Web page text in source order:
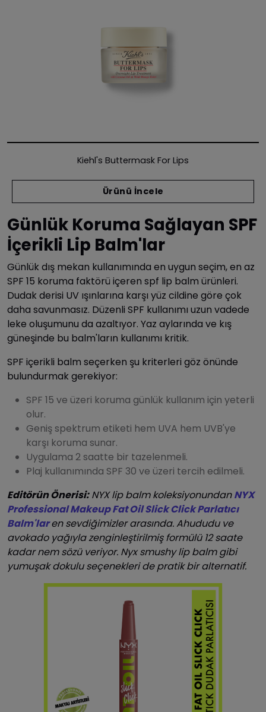
Kiehl's Buttermask For Lips
Ürünü İncele
Günlük Koruma Sağlayan SPF
İçerikli Lip Balm'lar
Günlük dış mekan kullanımında en uygun seçim, en az
SPF 15 koruma faktörü içeren spf lip balm ürünleri.
Dudak derisi UV ışınlarına karşı yüz cildine göre çok
daha savunmasız. Düzenli SPF kullanımı uzun vadede
leke oluşumunu da azaltıyor. Yaz aylarında ve kış
güneşinde bu balm'ların kullanımı kritik.
SPF içerikli balm seçerken şu kriterleri göz önünde
bulundurmak gerekiyor:
SPF 15 ve üzeri koruma günlük kullanım için yeterli
olur.
Geniş spektrum etiketi hem UVA hem UVB'ye
karşı koruma sunar.
Uygulama 2 saatte bir tazelenmeli.
Plaj kullanımında SPF 30 ve üzeri tercih edilmeli.
Editörün Önerisi: NYX lip balm koleksiyonundan NYX
Professional Makeup Fat Oil Slick Click Parlatıcı
Balm'laren sevdiğimizler arasında. Ahududu ve
avokado yağıyla zenginleştirilmiş formülü 12 saate
kadar nem sözü veriyor. Nyx smushy lip balm gibi
yumuşak dokulu seçenekleri de pratik bir alternatif.